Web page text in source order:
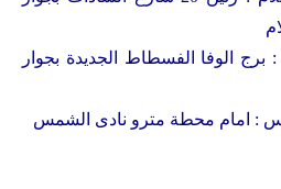
الوفا الفسطاط الجديدة بجوار
: امام محطة مترو نادى الشمس